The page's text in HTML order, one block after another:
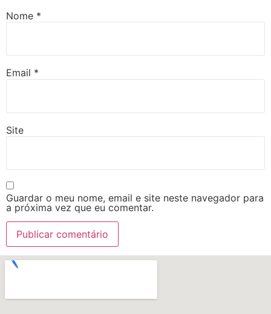
Nome *
Email *
Site
Guardar o meu nome, email e site neste navegador para
a próxima vez que eu comentar.